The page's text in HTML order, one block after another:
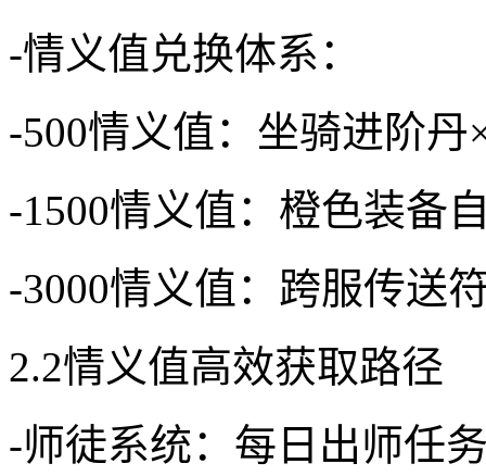
-情义值兑换体系：
-500情义值：坐骑进阶丹
-1500情义值：橙色装备
-3000情义值：跨服传送
2.2情义值高效获取路径
-师徒系统：每日出师任